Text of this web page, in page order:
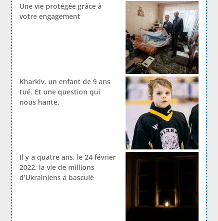
Une vie protégée grâce à
votre engagement
Kharkiv, un enfant de 9 ans
tué. Et une question qui
nous hante.
Il y a quatre ans, le 24 février
2022, la vie de millions
d’Ukrainiens a basculé